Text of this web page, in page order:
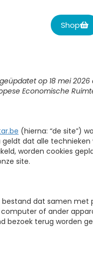
Shop
op 18 mei
Economische
(hierna: “de site”)
dat alle
worden cookies
site.
bestand dat samen
of ander
bezoek terug worden